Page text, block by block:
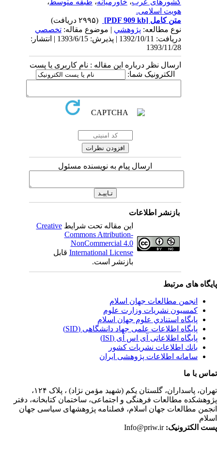
هویت اسلامی.
متن کامل[PDF 909 kb]
نوع مطالعه:پژوهشي| موضوع مقاله:تخصصي
دریافت: 1392/10/11 | پذیرش: 1393/6/15 | انتشار:
1393/11/28
ارسال نظر درباره این مقاله : نام کاربری یا پست
الکترونیک شما:
ارسال پیام به نویسنده مسئول
بازنشر اطلاعات
این مقاله تحت شرایطCreative
Commons Attribution-
NonCommercial 4.0
International Licenseقابل
بازنشر است.
های مرتبط
انجمن مطالعات جهان اسلام
کمسیون نشریات وزارت علوم
پايگاه استنادي علوم جهان اسلام
پایگاه اطلاعات علمی جهاد دانشگاهی (SID)
پایگاه اطلاعاتی آی اس آی (ISI)
بانك اطلاعات نشريات كشور
سامانه اطلاعات پژوهشی ایران
با ما
پاسداران، گلستان یکم (شهید مؤمن نژاد) ، پلاک ۱۲۴،
مطالعات فرهنگی و اجتماعی، ساختمان کتابخانه، دفتر
مطالعات جهان اسلام، فصلنامه پژوهشهای سیاسی جهان
الکترونیک:Info@priw.ir